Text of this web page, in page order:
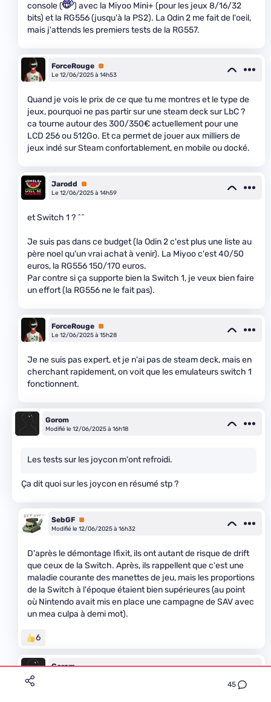
45
console (
) avec la Miyoo Mini+ (pour les jeux 8/16/32
bits) et la RG556 (jusqu'à la PS2). La Odin 2 me fait de l'oeil,
mais j'attends les premiers tests de la RG557.
ForceRouge Premium
Le 12/06/2025 à 14h53
Quand je vois le prix de ce que tu me montres et le type de
jeux, pourquoi ne pas partir sur une steam deck sur LbC ?
ca tourne autour des 300/350€ actuellement pour une
LCD 256 ou 512Go. Et ca permet de jouer aux milliers de
jeux indé sur Steam confortablement, en mobile ou docké.
Jarodd
Premium
Le 12/06/2025 à 14h59
et Switch 1 ? ^^
Je suis pas dans ce budget (la Odin 2 c'est plus une liste au
père noel qu'un vrai achat à venir). La Miyoo c'est 40/50
euros, la RG556 150/170 euros.
Par contre si ça supporte bien la Switch 1, je veux bien faire
un effort (la RG556 ne le fait pas).
ForceRouge Premium
Le 12/06/2025 à 15h28
Je ne suis pas expert, et je n'ai pas de steam deck, mais en
cherchant rapidement, on voit que les emulateurs switch 1
fonctionnent.
Gorom
Modifié le 12/06/2025 à 16h18
Les tests sur les joycon m'ont refroidi.
Ça dit quoi sur les joycon en résumé stp ?
SebGF Premium
Modifié le 12/06/2025 à 16h32
D'après le démontage Ifixit, ils ont autant de risque de drift
que ceux de la Switch. Après, ils rappellent que c'est une
maladie courante des manettes de jeu, mais les proportions
de la Switch à l'époque étaient bien supérieures (au point
où Nintendo avait mis en place une campagne de SAV avec
un mea culpa à demi mot).
6
Gorom